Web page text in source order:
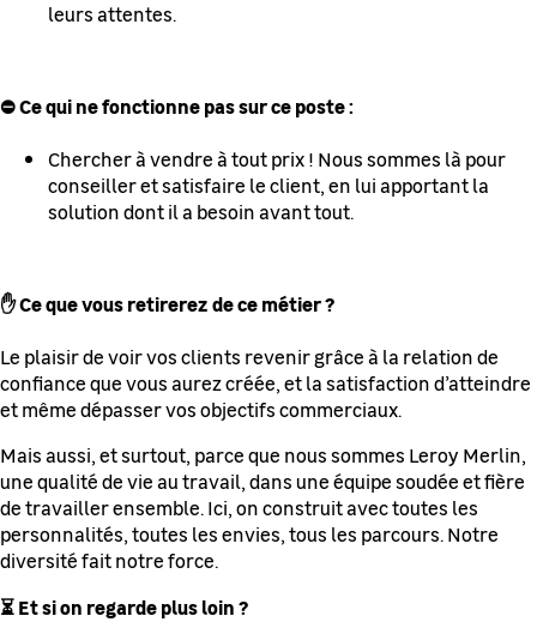
leurs attentes.
⛔ Ce qui ne fonctionne pas sur ce poste :
Chercher à vendre à tout prix ! Nous sommes là pour
conseiller et satisfaire le client, en lui apportant la
solution dont il a besoin avant tout.
✋ Ce que vous retirerez de ce métier ?
Le plaisir de voir vos clients revenir grâce à la relation de
confiance que vous aurez créée, et la satisfaction d’atteindre
et même dépasser vos objectifs commerciaux.
Mais aussi, et surtout, parce que nous sommes Leroy Merlin,
une qualité de vie au travail, dans une équipe soudée et fière
de travailler ensemble. Ici, on construit avec toutes les
personnalités, toutes les envies, tous les parcours. Notre
diversité fait notre force.
⏳ Et si on regarde plus loin ?